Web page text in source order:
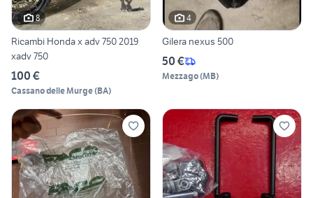
8
Ricambi Honda x adv 750 2019
xadv 750
100 €
Cassano delle Murge(BA)
4
Gilera nexus 500
50 €
Mezzago(MB)